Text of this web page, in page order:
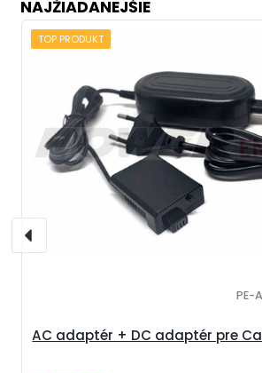
NAJŽIADANEJŠIE
AC adaptér + DC adaptér pre
PE-
TOP PRODUKT